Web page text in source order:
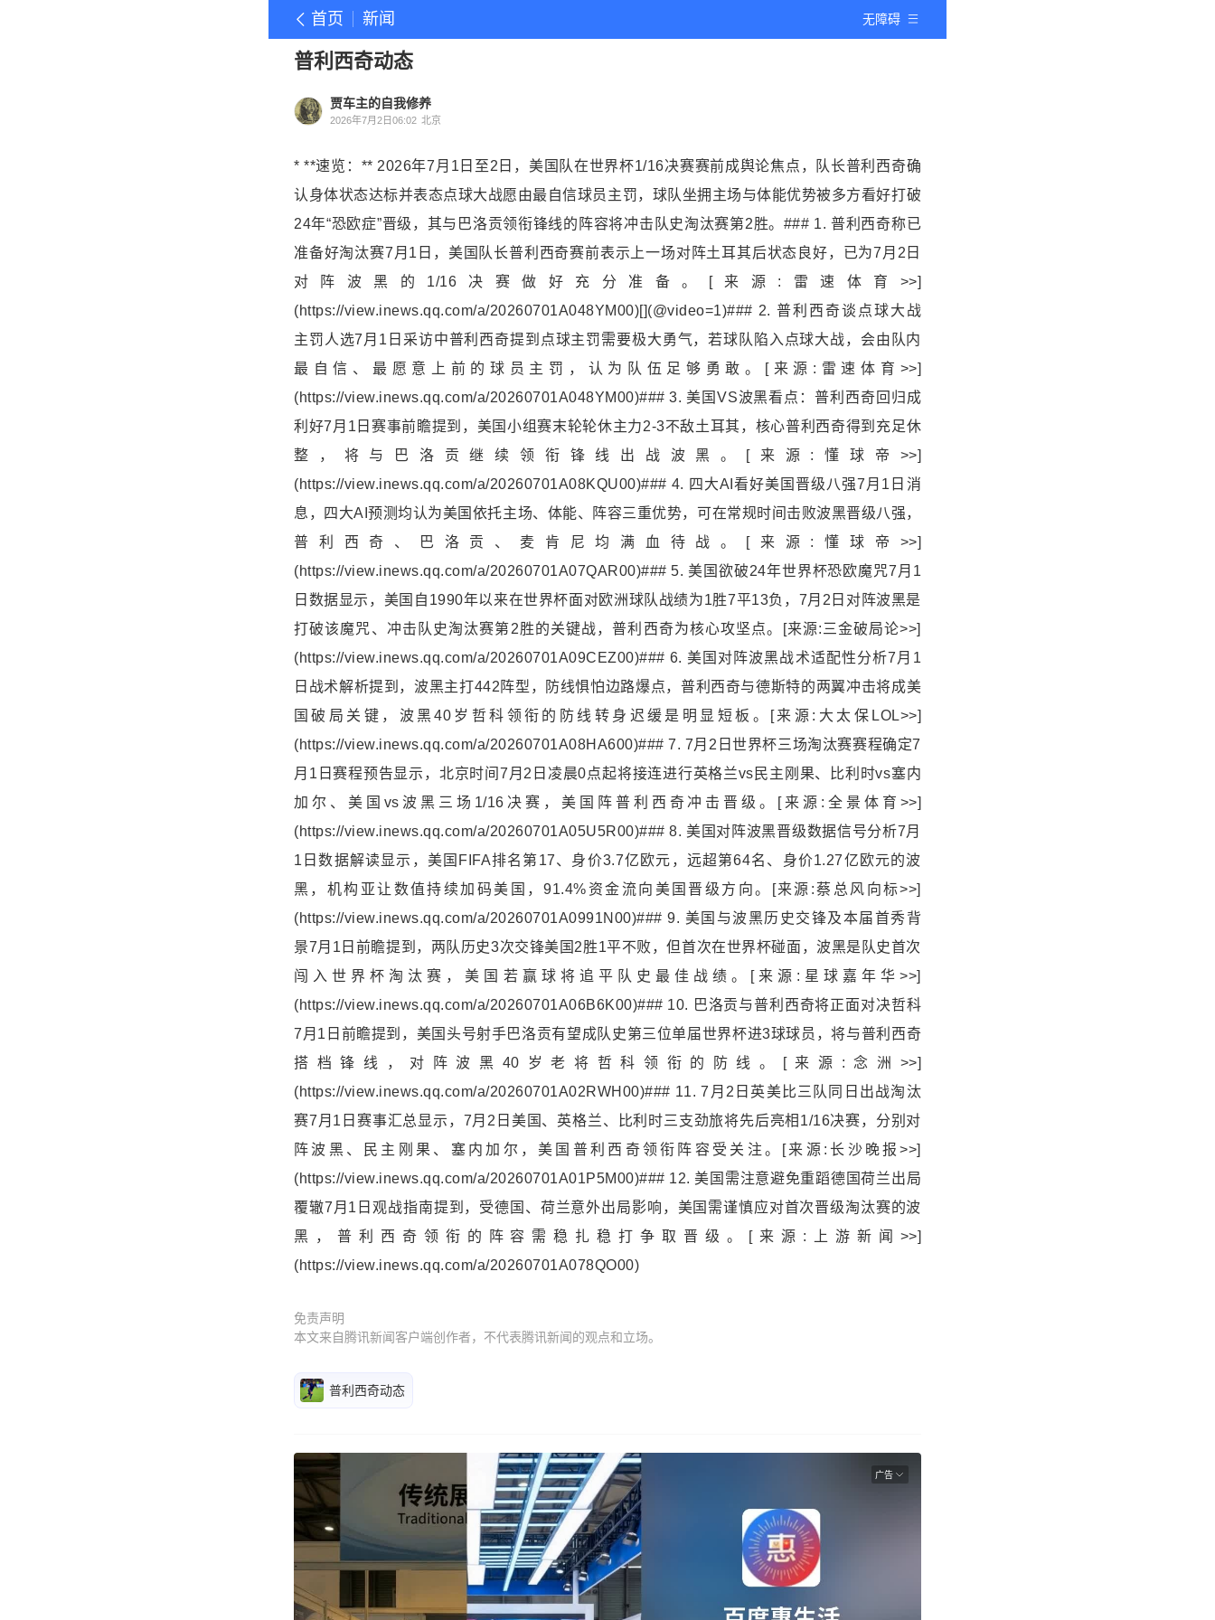
首页 新闻 无障碍
普利西奇动态
贾车主的自我修养
2026年7月2日06:02 北京
* **速览：** 2026年7月1日至2日，美国队在世界杯1/16决赛赛前成舆论焦点，队长普利西奇确
认身体状态达标并表态点球大战愿由最自信球员主罚，球队坐拥主场与体能优势被多方看好打破
24年“恐欧症”晋级，其与巴洛贡领衔锋线的阵容将冲击队史淘汰赛第2胜。### 1. 普利西奇称已
准备好淘汰赛7月1日，美国队长普利西奇赛前表示上一场对阵土耳其后状态良好，已为7月2日
对阵波黑的1/16决赛做好充分准备。[来源:雷速体育>>]
(https://view.inews.qq.com/a/20260701A048YM00)[](@video=1)### 2. 普利西奇谈点球大战
主罚人选7月1日采访中普利西奇提到点球主罚需要极大勇气，若球队陷入点球大战，会由队内
最自信、最愿意上前的球员主罚，认为队伍足够勇敢。[来源:雷速体育>>]
(https://view.inews.qq.com/a/20260701A048YM00)### 3. 美国VS波黑看点：普利西奇回归成
利好7月1日赛事前瞻提到，美国小组赛末轮轮休主力2-3不敌土耳其，核心普利西奇得到充足休
整，将与巴洛贡继续领衔锋线出战波黑。[来源:懂球帝>>]
(https://view.inews.qq.com/a/20260701A08KQU00)### 4. 四大AI看好美国晋级八强7月1日消
息，四大AI预测均认为美国依托主场、体能、阵容三重优势，可在常规时间击败波黑晋级八强，
普利西奇、巴洛贡、麦肯尼均满血待战。[来源:懂球帝>>]
(https://view.inews.qq.com/a/20260701A07QAR00)### 5. 美国欲破24年世界杯恐欧魔咒7月1
日数据显示，美国自1990年以来在世界杯面对欧洲球队战绩为1胜7平13负，7月2日对阵波黑是
打破该魔咒、冲击队史淘汰赛第2胜的关键战，普利西奇为核心攻坚点。[来源:三金破局论>>]
(https://view.inews.qq.com/a/20260701A09CEZ00)### 6. 美国对阵波黑战术适配性分析7月1
日战术解析提到，波黑主打442阵型，防线惧怕边路爆点，普利西奇与德斯特的两翼冲击将成美
国破局关键，波黑40岁哲科领衔的防线转身迟缓是明显短板。[来源:大太保LOL>>]
(https://view.inews.qq.com/a/20260701A08HA600)### 7. 7月2日世界杯三场淘汰赛赛程确定7
月1日赛程预告显示，北京时间7月2日凌晨0点起将接连进行英格兰vs民主刚果、
比利时vs塞内
加尔、美国vs波黑三场1/16决赛，美国阵普利西奇冲击晋级。[来源:全景体育>>]
(https://view.inews.qq.com/a/20260701A05U5R00)### 8. 美国对阵波黑晋级数据信号分析7月
1日数据解读显示，美国FIFA排名第17、身价3.7亿欧元，远超第64名、身价1.27亿欧元的波
黑，机构亚让数值持续加码美国，91.4%资金流向美国晋级方向。[来源:蔡总风向标>>]
(https://view.inews.qq.com/a/20260701A0991N00)### 9. 美国与波黑历史交锋及本届首秀背
景7月1日前瞻提到，两队历史3次交锋美国2胜1平不败，但首次在世界杯碰面，波黑是队史首次
闯入世界杯淘汰赛，美国若赢球将追平队史最佳战绩。[来源:星球嘉年华>>]
(https://view.inews.qq.com/a/20260701A06B6K00)### 10. 巴洛贡与普利西奇将正面对决哲科
7月1日前瞻提到，美国头号射手巴洛贡有望成队史第三位单届世界杯进3球球员，将与普利西奇
搭档锋线，对阵波黑40岁老将哲科领衔的防线。[来源:念洲>>]
(https://view.inews.qq.com/a/20260701A02RWH00)### 11. 7月2日英美比三队同日出战淘汰
赛7月1日赛事汇总显示，7月2日美国、英格兰、比利时三支劲旅将先后亮相1/16决赛，分别对
阵波黑、民主刚果、塞内加尔，美国普利西奇领衔阵容受关注。[来源:长沙晚报>>]
(https://view.inews.qq.com/a/20260701A01P5M00)### 12. 美国需注意避免重蹈德国荷兰出局
覆辙7月1日观战指南提到，受德国、荷兰意外出局影响，美国需谨慎应对首次晋级淘汰赛的波
黑，普利西奇领衔的阵容需稳扎稳打争取晋级。[来源:上游新闻>>]
(https://view.inews.qq.com/a/20260701A078QO00)
免责声明
本文来自腾讯新闻客户端创作者，不代表腾讯新闻的观点和立场。
普利西奇动态
广告